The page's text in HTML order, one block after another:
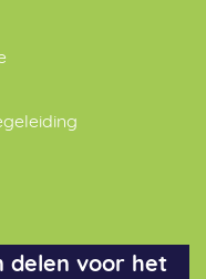
delen voor het